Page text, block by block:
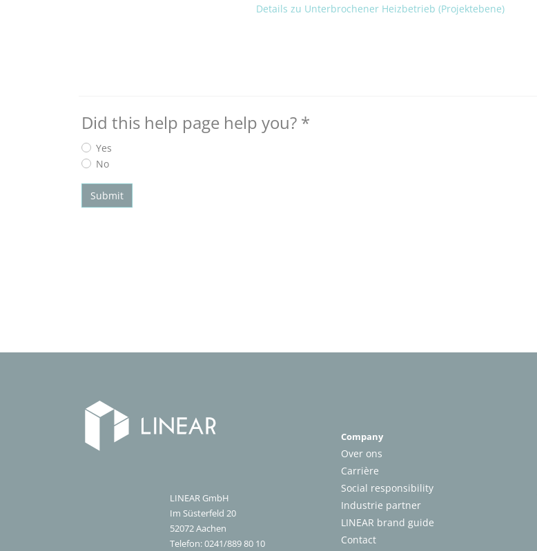
Details zu Unterbrochener Heizbetrieb (Projektebene)
Did this help page help you? *
Yes
No
Submit
LINEAR GmbH
Im Süsterfeld 20
52072Aachen
Telefon:0241/889 80 10
Company
Over ons
Carrière
Social responsibility
Industrie partner
LINEAR brand guide
Contact